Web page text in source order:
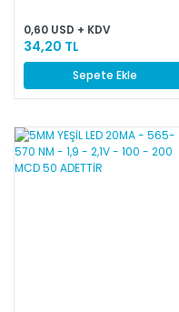
0,60 USD + KDV
34,20 TL
Sepete Ekle